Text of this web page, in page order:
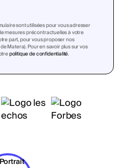
sont utilisées pour vous adresser
mesures précontractuelles à votre
part, pour vous proposer nos
Matera). Pour en savoir plus sur vos
politique de confidentialité.